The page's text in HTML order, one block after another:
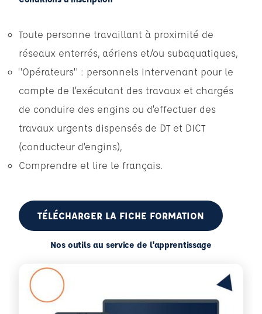
Toute personne travaillant à proximité de
réseaux enterrés, aériens et/ou subaquatiques,
"Opérateurs" : personnels intervenant pour le
compte de l’exécutant des travaux et chargés
de conduire des engins ou d’effectuer des
travaux urgents dispensés de DT et DICT
(conducteur d’engins),
Comprendre et lire le français.
TÉLÉCHARGER LA FICHE FORMATION
Nos outils au service de l'apprentissage